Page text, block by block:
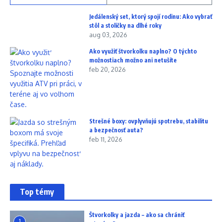
Jedálenský set, ktorý spojí rodinu: Ako vybrať
stôl a stoličky na dlhé roky
aug 03, 2026
Ako využiť štvorkolku naplno? O týchto
možnostiach možno ani netušíte
feb 20, 2026
Strešné boxy: ovplyvňujú spotrebu, stabilitu
a bezpečnosť auta?
feb 11, 2026
Top témy
Štvorkolky a jazda – ako sa chrániť